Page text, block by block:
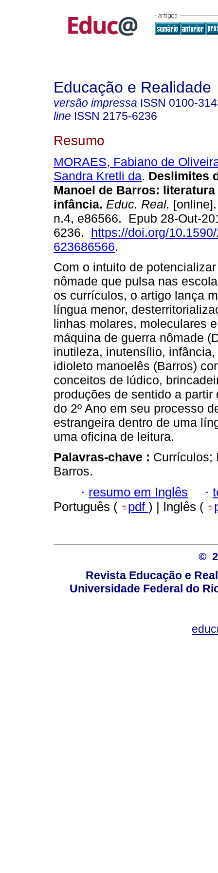
Educação e Realidade
versão impressa ISSN 0100-
line ISSN 2175-6236
Resumo
MORAES, Fabiano de
Sandra Kretli da. Deslimites
Manoel de Barros: literatura
infância. Educ. Real.
n.4, e86566. Epub 28-Out-
6236. https://doi.org/
623686566.
Com o intuito de
nômade que pulsa nas
os currículos, o artigo lança
língua menor,
linhas molares, moleculares
máquina de guerra nômade
inutileza, inutensílio,
idioleto manoelês (Barros)
conceitos de lúdico,
produções de sentido a
do 2º Ano em seu processo
estrangeira dentro de uma
uma oficina de leitura.
Palavras-chave : Currículos;
Barros.
· resumo em Inglês ·
Português (
pdf ) | Inglês (
©
Revista Educação e
Universidade Federal do